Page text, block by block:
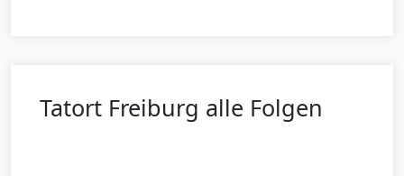
Tatort Freiburg alle Folgen